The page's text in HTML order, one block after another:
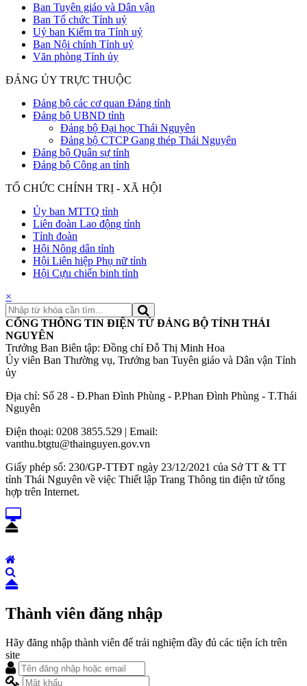
Ban Tuyên giáo và Dân vận
Ban Tổ chức Tỉnh uỷ
Uỷ ban Kiểm tra Tỉnh uỷ
Ban Nội chính Tỉnh uỷ
Văn phòng Tỉnh ủy
ĐẢNG ỦY TRỰC THUỘC
Đảng bộ các cơ quan Đảng tỉnh
Đảng bộ UBND tỉnh
Đảng bộ Đại học Thái Nguyên
Đảng bộ CTCP Gang thép Thái Nguyên
Đảng bộ Quân sự tỉnh
Đảng bộ Công an tỉnh
TỔ CHỨC CHÍNH TRỊ - XÃ HỘI
Ủy ban MTTQ tỉnh
Liên đoàn Lao động tỉnh
Tỉnh đoàn
Hội Nông dân tỉnh
Hội Liên hiệp Phụ nữ tỉnh
Hội Cựu chiến binh tỉnh
×
CỔNG THÔNG TIN ĐIỆN TỬ ĐẢNG BỘ TỈNH THÁI
NGUYÊN
Trưởng Ban Biên tập: Đồng chí Đỗ Thị Minh Hoa
Ủy viên Ban Thường vụ, Trưởng ban Tuyên giáo và Dân vận Tỉnh
ủy
Địa chỉ: Số 28 - Đ.Phan Đình Phùng - P.Phan Đình Phùng - T.Thái
Nguyên
Điện thoại: 0208 3855.529 | Email:
vanthu.btgtu@thainguyen.gov.vn
Giấy phép số: 230/GP-TTĐT ngày 23/12/2021 của Sở TT & TT
tỉnh Thái Nguyên về việc Thiết lập Trang Thông tin điện tử tổng
hợp trên Internet.
Thành viên đăng nhập
Hãy đăng nhập thành viên để trải nghiệm đầy đủ các tiện ích trên
site